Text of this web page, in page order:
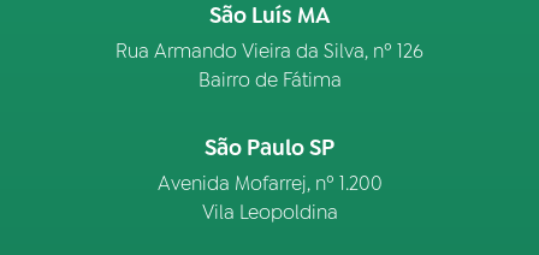
São Luís MA
Rua Armando Vieira da Silva, nº 126
Bairro de Fátima
São Paulo SP
Avenida Mofarrej, nº 1.200
Vila Leopoldina